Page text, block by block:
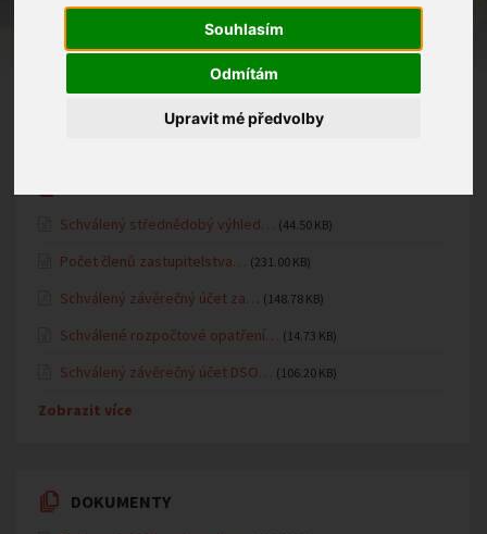
Souhlasím
Odmítám
Upravit mé předvolby
Oznámení MŠ
Schválený střednědobý výhled… (44.50 KB)
Počet členů zastupitelstva… (231.00 KB)
Schválený závěrečný účet za… (148.78 KB)
Schválené rozpočtové opatření… (14.73 KB)
Schválený závěrečný účet DSO… (106.20 KB)
Zobrazit více
DOKUMENTY